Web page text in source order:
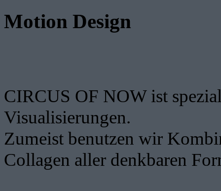
Motion Design
CIRCUS OF NOW ist
Visualisierungen.
Zumeist benutzen wir
Collagen aller denkbaren